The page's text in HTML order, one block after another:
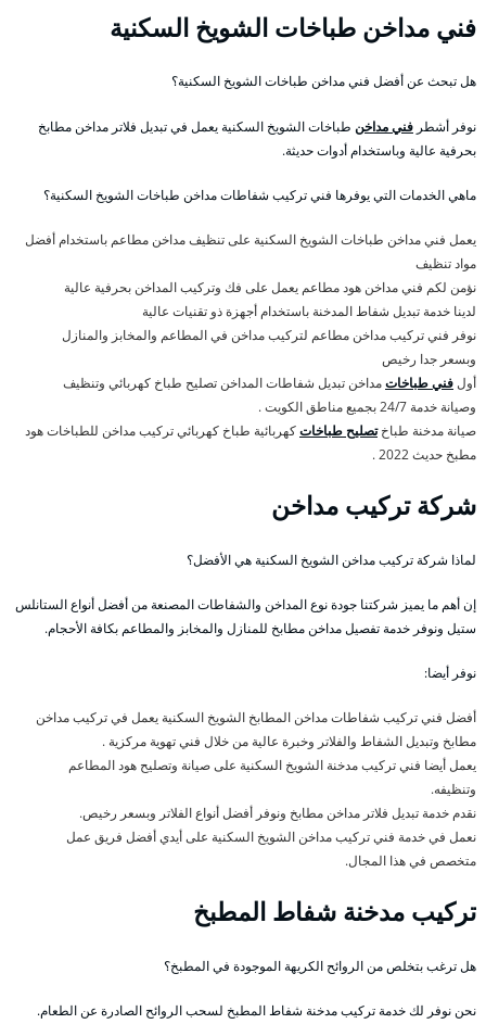
فني مداخن طباخات الشويخ السكنية
هل تبحث عن أفضل فني مداخن طباخات الشويخ السكنية؟
نوفر أشطر فني مداخن طباخات الشويخ السكنية يعمل في تبديل فلاتر مداخن مطابخ
بحرفية عالية وباستخدام أدوات حديثة.
ماهي الخدمات التي يوفرها فني تركيب شفاطات مداخن طباخات الشويخ السكنية؟
يعمل فني مداخن طباخات الشويخ السكنية على تنظيف مداخن مطاعم باستخدام أفضل
مواد تنظيف
نؤمن لكم فني مداخن هود مطاعم يعمل على فك وتركيب المداخن بحرفية عالية
لدينا خدمة تبديل شفاط المدخنة باستخدام أجهزة ذو تقنيات عالية
نوفر فني تركيب مداخن مطاعم لتركيب مداخن في المطاعم والمخابز والمنازل
وبسعر جدا رخيص
أولفني طباخاتمداخن تبديل شفاطات المداخن تصليح طباخ كهربائي وتنظيف
وصيانة خدمة 24/7 بجميع مناطق الكويت .
صيانة مدخنة طباختصليح طباخاتكهربائية طباخ كهربائي تركيب مداخن للطباخات هود
مطبخ حديث 2022 .
شركة تركيب مداخن
لماذا شركة تركيب مداخن الشويخ السكنية هي الأفضل؟
إن أهم ما يميز شركتنا جودة نوع المداخن والشفاطات المصنعة من أفضل أنواع الستانلس
ستيل ونوفر خدمة تفصيل مداخن مطابخ للمنازل والمخابز والمطاعم بكافة الأحجام.
نوفر أيضا:
أفضل فني تركيب شفاطات مداخن المطابخ الشويخ السكنية يعمل في تركيب مداخن
مطابخ وتبديل الشفاط والفلاتر وخبرة عالية من خلال فني تهوية مركزية .
يعمل أيضا فني تركيب مدخنة الشويخ السكنية على صيانة وتصليح هود المطاعم
وتنظيفه.
نقدم خدمة تبديل فلاتر مداخن مطابخ ونوفر أفضل أنواع الفلاتر وبسعر رخيص.
نعمل في خدمة فني تركيب مداخن الشويخ السكنية على أيدي أفضل فريق عمل
متخصص في هذا المجال.
تركيب مدخنة شفاط المطبخ
هل ترغب بتخلص من الروائح الكريهة الموجودة في المطبخ؟
نحن نوفر لك خدمة تركيب مدخنة شفاط المطبخ لسحب الروائح الصادرة عن الطعام.